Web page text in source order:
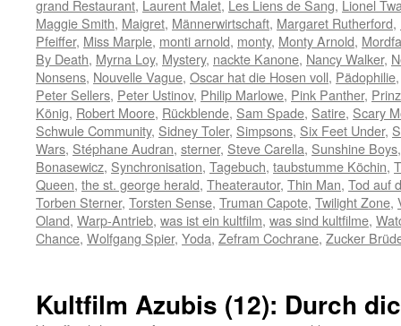
grand Restaurant, Laurent Malet, Les Liens de Sang, Lionel
Maggie Smith, Maigret, Männerwirtschaft, Margaret Rutherford,
Pfeiffer, Miss Marple, monti arnold, monty, Monty Arnold,
By Death, Myrna Loy, Mystery, nackte Kanone, Nancy Walker,
Nonsens, Nouvelle Vague, Oscar hat die Hosen voll, Pädophilie
Peter Sellers, Peter Ustinov, Philip Marlowe, Pink Panther,
König, Robert Moore, Rückblende, Sam Spade, Satire, Scary
Schwule Community, Sidney Toler, Simpsons, Six Feet Under,
Wars, Stéphane Audran, sterner, Steve Carella, Sunshine Boys
Bonasewicz, Synchronisation, Tagebuch, taubstumme Köchin,
Queen, the st. george herald, Theaterautor, Thin Man, Tod auf
Torben Sterner, Torsten Sense, Truman Capote, Twilight Zone,
Oland, Warp-Antrieb, was ist ein kultfilm, was sind kultfilme,
Chance, Wolfgang Spier, Yoda, Zefram Cochrane, Zucker
Kultfilm Azubis (12): Durch